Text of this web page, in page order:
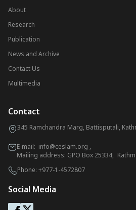
About
Research
Publication
News and Archive
Contact Us
Multimedia
Contact
345 Ramchandra Marg, Battisputali,
E-mail: info@ceslam.org ,
Mailing address: GPO Box 25334,
Phone: +977-1-4572807
Social Media